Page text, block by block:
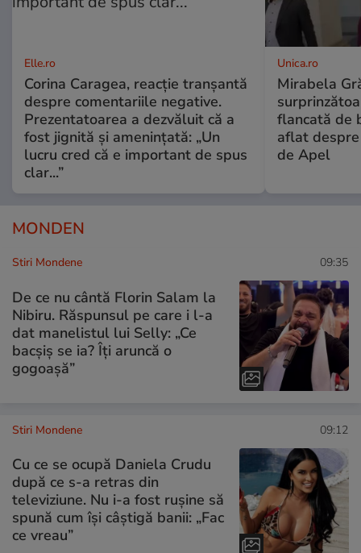
Elle.ro
Corina Caragea, reacție tranșantă
despre comentariile negative.
Prezentatoarea a dezvăluit că a
fost jignită și amenințată: „Un
lucru cred că e important de spus
clar...”
Unica.ro
Mirabela
flancată de
aflat
de Apel
MONDEN
Stiri Mondene 09:35
De ce nu cântă Florin Salam la
Nibiru. Răspunsul pe care i l-a
dat manelistul lui Selly: „Ce
bacșiș se ia? Îți aruncă o
gogoașă”
Stiri Mondene 09:12
Cu ce se ocupă Daniela Crudu
după ce s-a retras din
televiziune. Nu i-a fost rușine să
spună cum își câștigă banii: „Fac
ce vreau”